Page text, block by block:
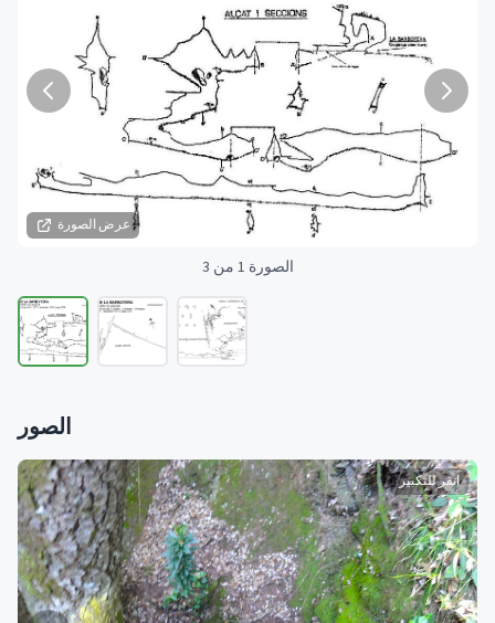
عرض الصورة
الصورة 1 من 3
الصور
انقر للتكبير